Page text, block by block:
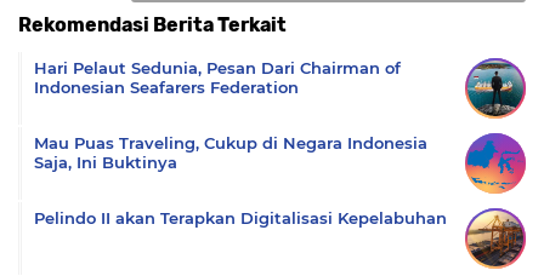
Rekomendasi Berita Terkait
Hari Pelaut Sedunia, Pesan Dari Chairman of
Indonesian Seafarers Federation
Mau Puas Traveling, Cukup di Negara Indonesia
Saja, Ini Buktinya
Pelindo II akan Terapkan Digitalisasi Kepelabuhan